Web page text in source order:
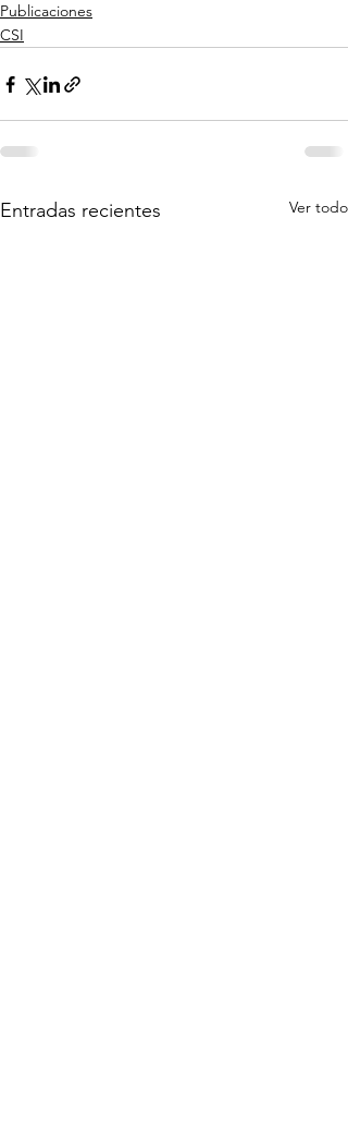
Publicaciones
CSI
Entradas recientes Ver todo